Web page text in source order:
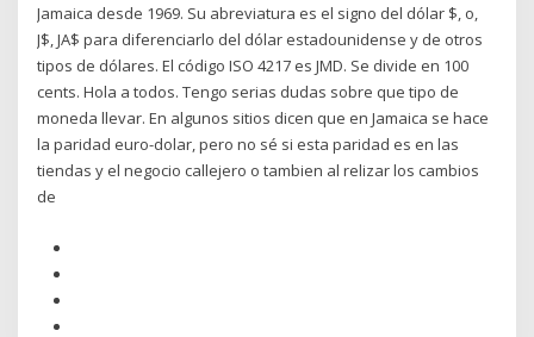
Jamaica desde 1969. Su abreviatura es el signo del dólar $, o,
J$, JA$ para diferenciarlo del dólar estadounidense y de otros
tipos de dólares. El código ISO 4217 es JMD. Se divide en 100
cents. Hola a todos. Tengo serias dudas sobre que tipo de
moneda llevar. En algunos sitios dicen que en Jamaica se hace
la paridad euro-dolar, pero no sé si esta paridad es en las
tiendas y el negocio callejero o tambien al relizar los cambios
de